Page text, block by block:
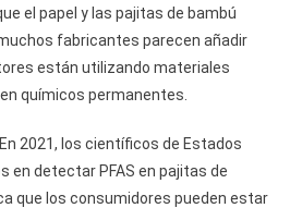
el papel y las pajitas de bambú
fabricantes parecen añadir
están utilizando materiales
químicos permanentes.
2021, los científicos de Estados
en detectar PFAS en pajitas de
que los consumidores pueden estar